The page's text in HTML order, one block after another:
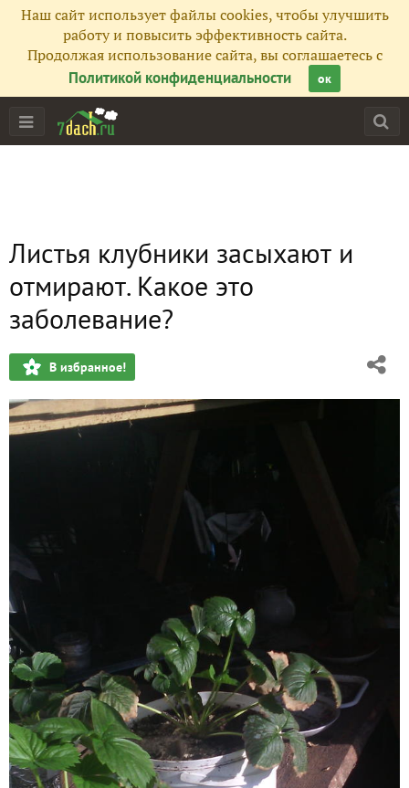
Наш сайт использует файлы cookies, чтобы улучшить
работу и повысить эффективность сайта.
Продолжая использование сайта, вы соглашаетесь с
Политикой конфиденциальности
ок
Листья клубники засыхают и
отмирают. Какое это
заболевание?
В избранное!